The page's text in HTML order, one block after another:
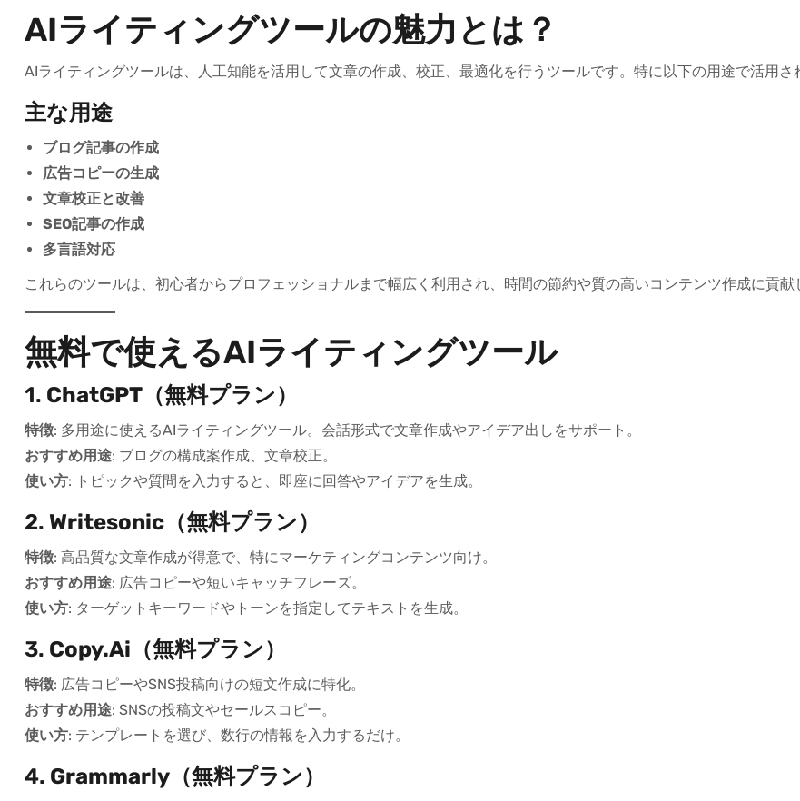
AIライティングツールの魅力とは？
AIライティングツールは、人工知能を活用して文章の作成、校正、最適化を行うツールです。特に以下の用途で活用さ
主な用途
ブログ記事の作成
広告コピーの生成
文章校正と改善
SEO記事の作成
多言語対応
これらのツールは、初心者からプロフェッショナルまで幅広く利用され、時間の節約や質の高いコンテンツ作成に貢献
無料で使えるAIライティングツール
1. ChatGPT（無料プラン）
特徴: 多用途に使えるAIライティングツール。会話形式で文章作成やアイデア出しをサポート。
おすすめ用途: ブログの構成案作成、文章校正。
使い方: トピックや質問を入力すると、即座に回答やアイデアを生成。
2. Writesonic（無料プラン）
特徴: 高品質な文章作成が得意で、特にマーケティングコンテンツ向け。
おすすめ用途: 広告コピーや短いキャッチフレーズ。
使い方: ターゲットキーワードやトーンを指定してテキストを生成。
3. Copy.ai（無料プラン）
特徴: 広告コピーやSNS投稿向けの短文作成に特化。
おすすめ用途: SNSの投稿文やセールスコピー。
使い方: テンプレートを選び、数行の情報を入力するだけ。
4. Grammarly（無料プラン）